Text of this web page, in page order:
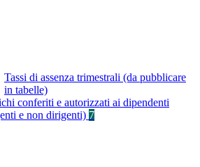
Tassi di assenza trimestrali (da pubblicare
in tabelle)
conferiti e autorizzati ai dipendenti
e non dirigenti) 7